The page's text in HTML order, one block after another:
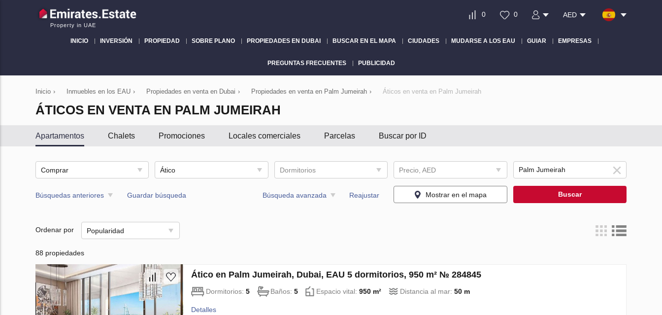
Property in UAE
0 0 AED
INICIO INVERSIÓN PROPIEDAD SOBRE PLANO PROPIEDADES EN DUBAI BUSCAR EN EL MAPA CIUDADES MUDARSE A LOS EAU GUIAR EMPRESAS
PREGUNTAS FRECUENTES PUBLICIDAD
Inicio › Inmuebles en los EAU › Propiedades en venta en Dubai › Propiedades en venta en Palm Jumeirah › Áticos en venta en Palm Jumeirah
ÁTICOS EN VENTA EN PALM JUMEIRAH
Apartamentos Chalets Promociones Locales comerciales Parcelas Buscar por ID
Comprar Ático Dormitorios Precio, AED
Búsquedas anteriores Guardar búsqueda Búsqueda avanzada Reajustar Mostrar en el mapa Buscar
Ordenar por Popularidad
88 propiedades
Ático en Palm Jumeirah, Dubai, EAU 5 dormitorios, 950 m² № 284845
Dormitorios: 5 Baños: 5 Espacio vital: 950 m² Distancia al mar: 50 m
Detalles